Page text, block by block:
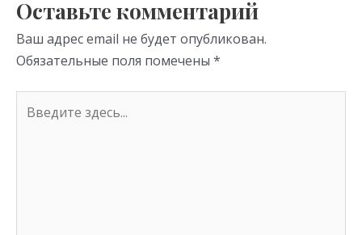
ni
ki
Оставьте комментарий
Ваш адрес email не будет опубликован.
Обязательные поля помечены *
здесь...